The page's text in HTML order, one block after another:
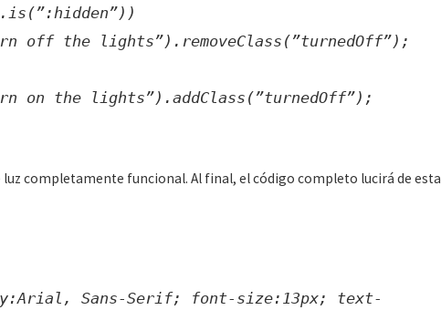
off the lights”).removeClass(”turnedOff”);
on the lights”).addClass(”turnedOff”);
completamente funcional. Al final, el código completo lucirá de esta
Sans-Serif; font-size:13px; text-